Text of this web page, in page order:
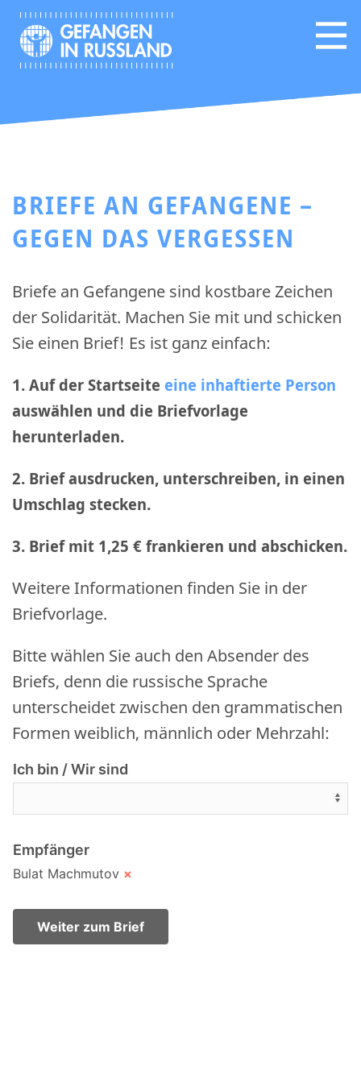
BRIEFE AN GEFANGENE –
GEGEN DAS VERGESSEN
Briefe an Gefangene sind kostbare Zeichen
der Solidarität. Machen Sie mit und schicken
Sie einen Brief! Es ist ganz einfach:
1. Auf der Startseite eine inhaftierte Person
auswählen und die Briefvorlage
herunterladen.
2. Brief ausdrucken, unterschreiben, in einen
Umschlag stecken.
3. Brief mit 1,25 € frankieren und abschicken.
Weitere Informationen finden Sie in der
Briefvorlage.
Bitte wählen Sie auch den Absender des
Briefs, denn die russische Sprache
unterscheidet zwischen den grammatischen
Formen weiblich, männlich oder Mehrzahl:
Ich bin / Wir sind
Empfänger
Bulat Machmutov ×
Weiter zum Brief